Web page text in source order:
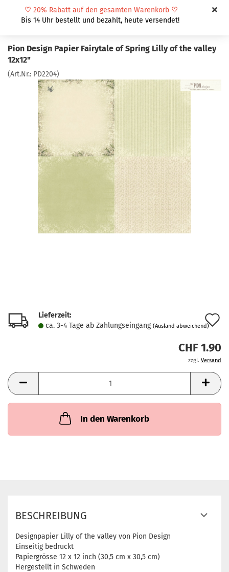
♡ 20% Rabatt auf den gesamten Warenkorb ♡
Bis 14 Uhr bestellt und bezahlt, heute versendet!
Pion Design Papier Fairytale of Spring Lilly of the valley
12x12"
(Art.Nr.: PD2204)
Lieferzeit:
ca. 3-4 Tage ab Zahlungseingang (Ausland abweichend)
CHF 1.90
zzgl. Versand
In den Warenkorb
BESCHREIBUNG
Designpapier Lilly of the valley von Pion Design
Einseitig bedruckt
Papiergrösse 12 x 12 inch (30,5 cm x 30,5 cm)
Hergestellt in Schweden